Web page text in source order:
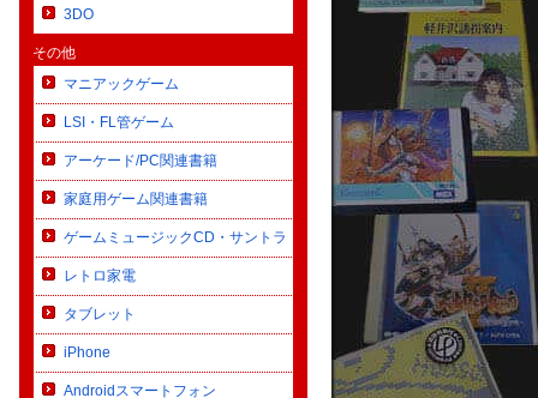
3DO
その他
マニアックゲーム
LSI・FL管ゲーム
アーケード/PC関連書籍
家庭用ゲーム関連書籍
ゲームミュージックCD・サントラ
レトロ家電
タブレット
iPhone
Androidスマートフォン